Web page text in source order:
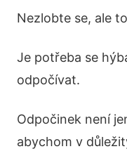
Nezlobte se, ale
Je potřeba se
odpočívat.
Odpočinek není
abychom v